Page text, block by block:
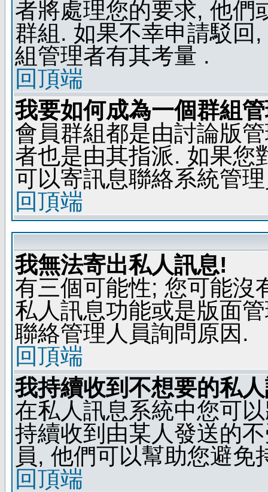
者將處理您的要求, 他們
群組. 如果不幸申請駁回
組管理者有其考量 .
回頂端
我要如何成為一個群組
會員群組都是由討論版
者也是由其指派. 如果您
可以寄訊息聯絡系統管
回頂端
我無法寄出私人訊息!
有三個可能性; 您可能沒
私人訊息功能或是版面
聯絡管理人員詢問原因.
回頂端
我持續收到不想要的私
在私人訊息系統中您可
持續收到由某人發送的
員, 他們可以幫助您避免
回頂端